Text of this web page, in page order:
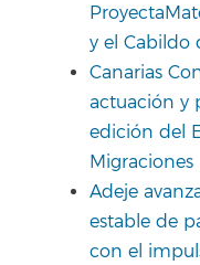
y el Cabildo
Canarias
actuación y
edición del
Migraciones
Adeje
estable de
con el